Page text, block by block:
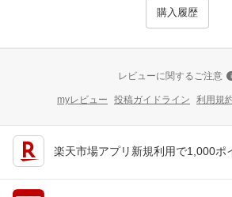
購入履歴
レビューに関するご注意
myレビュー 投稿ガイドライン 利用規
楽天市場アプリ新規利用で1,000ポ